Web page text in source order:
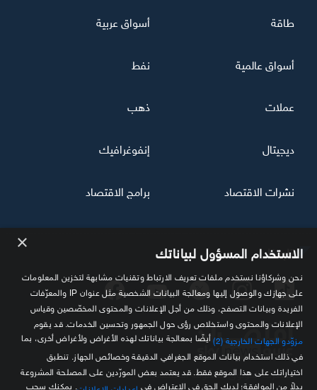
تابعنا
مصدرك الموثوق للمعلومة الاقتصادية
طاقة أسواق عربية
أسواق عالمية نفط
عملات ذهب
ديجيتال إنفوغرافيك
نشرات الاقتصاد برامج الاقتصاد
× الاستخدام المسؤول لبياناتك
نحن وشركاؤنا نستخدم ملفات تعريف الارتباط وتقنيات مشابهة لتخزين المعلومات
على جهازك والوصول إليها ومعالجة البيانات الشخصية مثل عنوان IP والمعرّفات
الفريدة وبيانات التصفح، وذلك من أجل الإعلانات والمحتوى المخصّصين وقياس
الإعلانات والمحتوى واستخلاص رؤى حول الجمهور وتحسين الخدمات. قد يقوم
مزوّدو الجهات الخارجية (2)
أيضًا بمعالجة بياناتك لهذه الأغراض ولأغراض أخرى، بما
في ذلك استخدام بيانات الموقع الجغرافي الدقيقة وخصائص الجهاز. تنطبق
اختياراتك على هذا الموقع فقط. قد يعتمد بعض المورّدين على المصلحة المشروعة
بدلاً من الموافقة؛ لديك الحق في الاعتراض في إعدادات الإعلانات . يمكنك سحب